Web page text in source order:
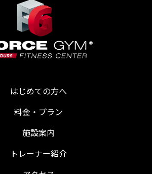
はじめての方へ
料金・プラン
施設案内
トレーナー紹介